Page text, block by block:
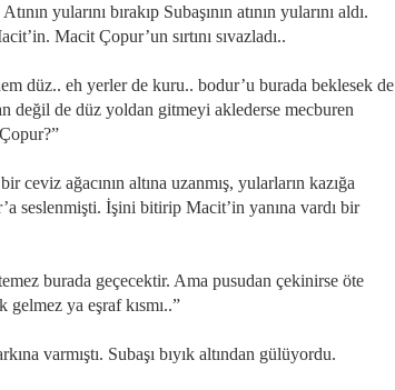
yularını bırakıp Subaşının atının yularını aldı.
Macit Çopur’un sırtını sıvazladı..
düz.. eh yerler de kuru.. bodur’u burada beklesek de
değil de düz yoldan gitmeyi aklederse mecburen
ceviz ağacının altına uzanmış, yularların kazığa
seslenmişti. İşini bitirip Macit’in yanına vardı bir
burada geçecektir. Ama pusudan çekinirse öte
ya eşraf kısmı..”
varmıştı. Subaşı bıyık altından gülüyordu.